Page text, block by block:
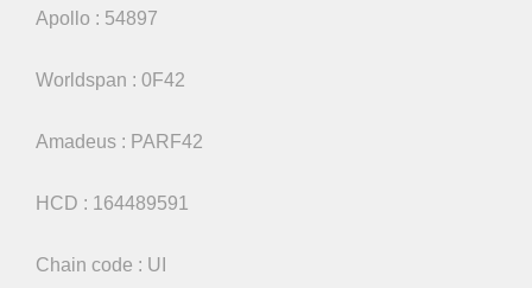
Apollo : 54897
Worldspan : 0F42
Amadeus : PARF42
HCD : 164489591
Chain code : UI